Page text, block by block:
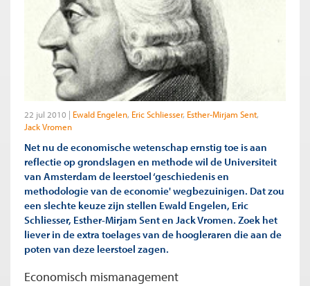
22 jul 2010 Ewald Engelen Eric Schliesser Esther-Mirjam Sent
Jack Vromen
Net nu de economische wetenschap ernstig toe is aan
reflectie op grondslagen en methode wil de Universiteit
van Amsterdam de leerstoel ‘geschiedenis en
methodologie van de economie' wegbezuinigen. Dat zou
een slechte keuze zijn stellen Ewald Engelen, Eric
Schliesser, Esther-Mirjam Sent en Jack Vromen. Zoek het
liever in de extra toelages van de hoogleraren die aan de
poten van deze leerstoel zagen.
Economisch mismanagement